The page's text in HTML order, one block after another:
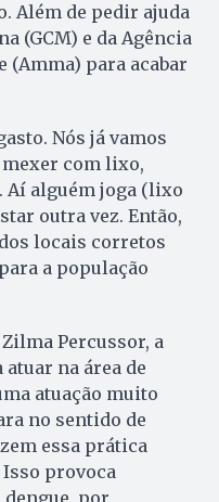
Além de pedir ajuda
(GCM) e da Agência
para acabar
Nós já vamos
com lixo,
Aí alguém joga (lixo
outra vez. Então,
locais corretos
a população
Percussor, a
na área de
atuação muito
no sentido de
essa prática
provoca